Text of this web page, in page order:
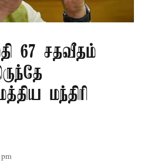
67 சதவீதம்
மந்திரி